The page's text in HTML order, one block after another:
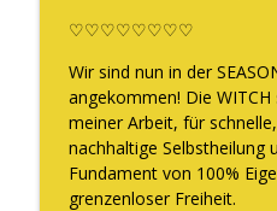
♡♡♡♡♡♡♡♡
Wir sind nun in der
angekommen! Die
meiner Arbeit, für
nachhaltige Selbstheilung
Fundament von 100%
grenzenloser Freiheit.